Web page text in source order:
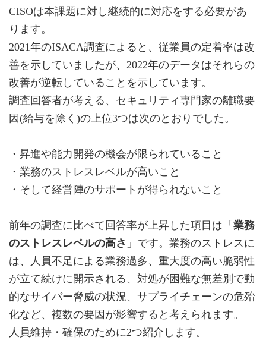
CISOは本課題に対し継続的に対応をする必要があ
ります。
2021年のISACA調査によると、従業員の定着率は改
善を示していましたが、2022年のデータはそれらの
改善が逆転していることを示しています。
調査回答者が考える、セキュリティ専門家の離職要
因(給与を除く)の上位3つは次のとおりでした。
・昇進や能力開発の機会が限られていること
・業務のストレスレベルが高いこと
・そして経営陣のサポートが得られないこと
前年の調査に比べて回答率が上昇した項目は「 業務
のストレスレベルの高さ 」です。業務のストレスに
は、人員不足による業務過多、重大度の高い脆弱性
が立て続けに開示される、対処が困難な無差別で動
的なサイバー脅威の状況、サプライチェーンの危殆
化など、複数の要因が影響すると考えられます。
人員維持・確保のために2つ紹介します。